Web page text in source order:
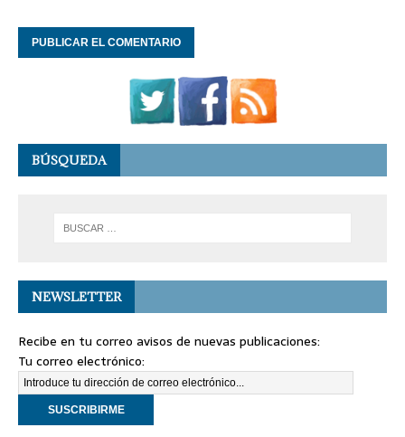
BÚSQUEDA
NEWSLETTER
Recibe en tu correo avisos de nuevas publicaciones:
Tu correo electrónico: